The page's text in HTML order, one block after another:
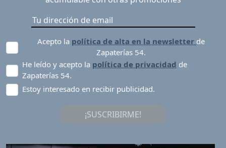
Acepto la política de alta en la newsletter de
Zapaterías 54.
He leído y acepto la política de privacidad de
Zapaterías 54.
Estoy interesado en recibir publicidad.
¡SUSCRIBIRME!